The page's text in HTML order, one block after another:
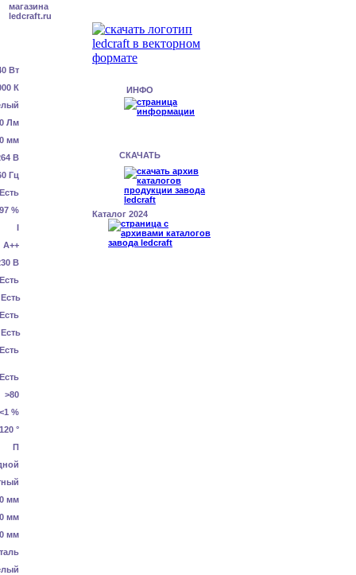
Вт
К
Лм
мм
В
Гц
Есть
%
I
А++
В
Есть
Есть
Есть
Есть
Есть
Есть
>80
<1 %
120 °
П
мм
мм
мм
ИНФО
СКАЧАТЬ
Каталог 2024